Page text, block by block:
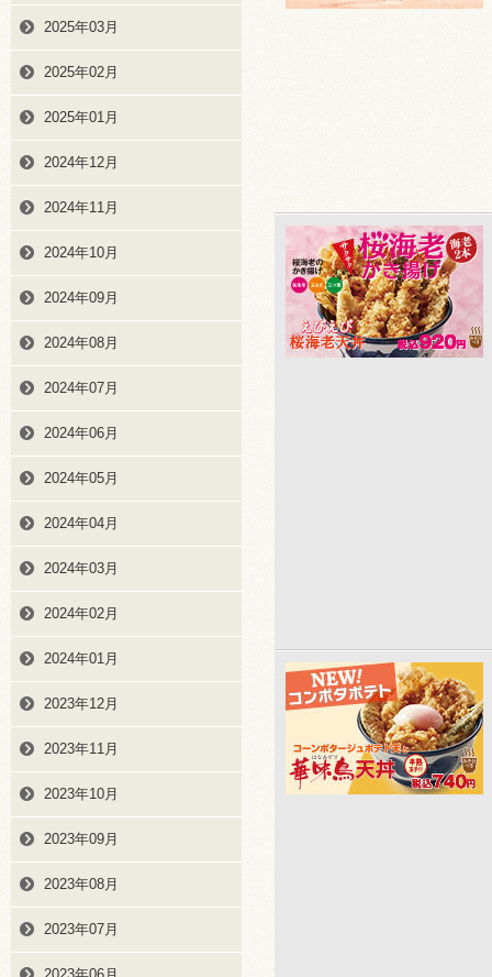
2025年03月
2025年02月
2025年01月
2024年12月
2024年11月
2024年10月
2024年09月
2024年08月
2024年07月
2024年06月
2024年05月
2024年04月
2024年03月
2024年02月
2024年01月
2023年12月
2023年11月
2023年10月
2023年09月
2023年08月
2023年07月